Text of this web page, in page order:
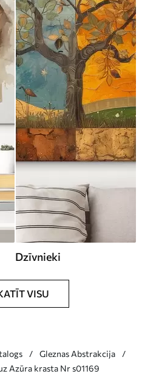
Dzīvnieki
VISU
Gleznas Abstrakcija
Azūra krasta Nr s01169